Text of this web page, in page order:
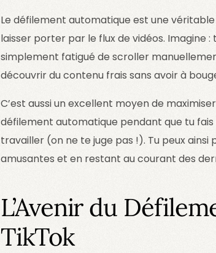
Le défilement automatique est une
laisser porter par le flux de vidéos. Imagine
simplement fatigué de scroller
découvrir du contenu frais sans avoir à
C’est aussi un excellent moyen de
défilement automatique pendant que tu
travailler (on ne te juge pas !). Tu peux
amusantes et en restant au courant des
L’Avenir du
TikTok